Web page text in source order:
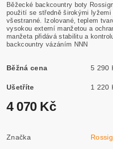
Běžecké backcountry boty
použití se středně širokými lyžemi
všestranné. Izolované, teplem
vysokou externí manžetou a
manžeta přidává stabilitu a
backcountry vázáním NNN
Běžná cena 5 290
Ušetříte 1 220
4 070 Kč
Značka